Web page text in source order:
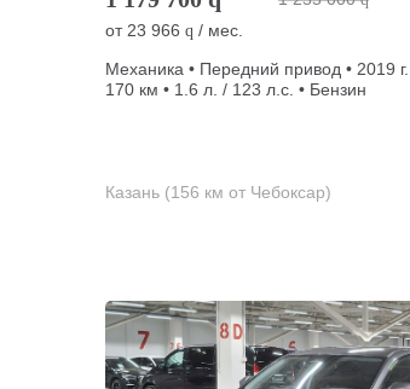
от 23 966 q / мес.
Механика • Передний привод • 2019
170 км • 1.6 л. / 123 л.с. • Бензин
Казань (156 км от Чебоксар)